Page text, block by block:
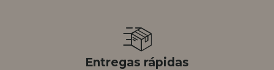
Entregas rápidas